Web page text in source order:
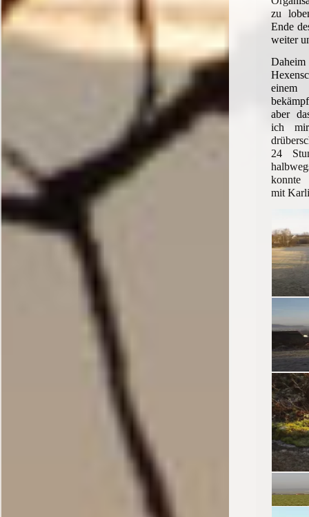
zu
Ende
weiter
aber
ich
24
konnte
mit